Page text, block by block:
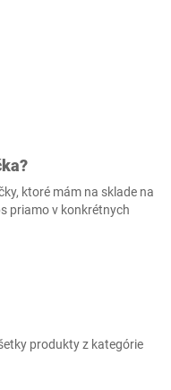
ktoré mám na sklade na
priamo v konkrétnych
produkty z kategórie